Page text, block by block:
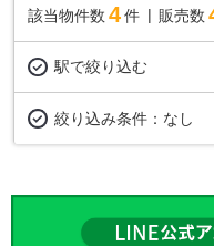
該当物件数 4件 販売数
駅で絞り込む
絞り込み条件： なし